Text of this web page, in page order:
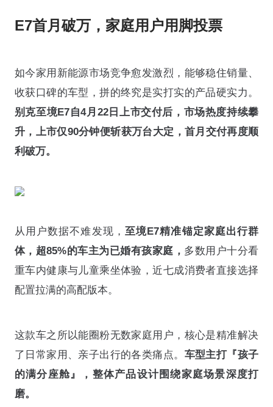
E7首月破万，家庭用户用脚投票
如今家用新能源市场竞争愈发激烈，能够稳住销量、
收获口碑的车型，拼的终究是实打实的产品硬实力。
别克至境E7自4月22日上市交付后，市场热度持续攀
升，上市仅90分钟便斩获万台大定，首月交付再度顺
利破万。
从用户数据不难发现， 至境E7精准锚定家庭出行群
体， 超85%的车主为已婚有孩家庭， 多数用户十分看
重车内健康与儿童乘坐体验，近七成消费者直接选择
配置拉满的高配版本。
这款车之所以能圈粉无数家庭用户，核心是精准解决
了日常家用、亲子出行的各类痛点。 车型主打『孩子
的满分座舱』，整体产品设计围绕家庭场景深度打
磨。